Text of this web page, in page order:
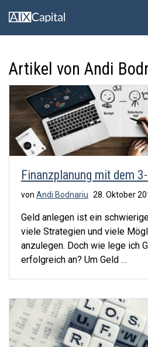
Artikel von Andi
Finanzplanung mit dem
von Andi Bodnariu 28. Oktober
Geld anlegen ist ein
viele Strategien und viele
anzulegen. Doch wie lege ich
erfolgreich an? Um Geld …